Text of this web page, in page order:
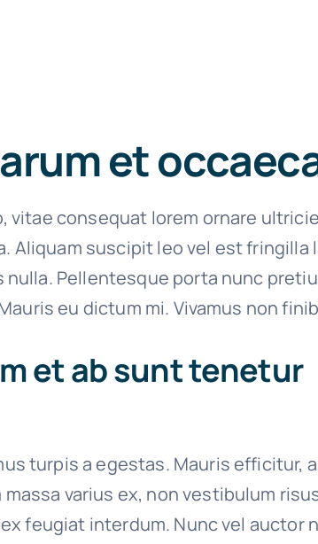
et
vitae consequat lorem ornare
Aliquam suscipit leo vel est fringilla
nulla. Pellentesque porta nunc
eu dictum mi. Vivamus non
et ab sunt tenetur
turpis a egestas. Mauris efficitur,
varius ex, non vestibulum
feugiat interdum. Nunc vel auctor